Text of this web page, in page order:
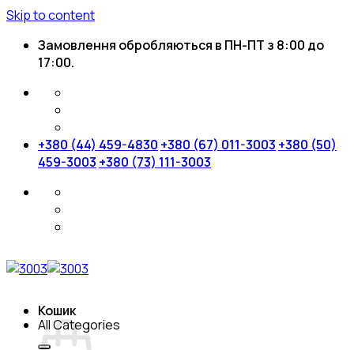
Skip to content
Замовлення обробляються в ПН-ПТ з 8:00 до
17:00.
+380 (44) 459-4830 +380 (67) 011-3003 +380 (50)
459-3003 +380 (73) 111-3003
Кошик
All Categories